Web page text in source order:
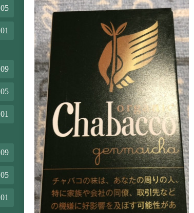
05
01
09
05
01
09
05
01